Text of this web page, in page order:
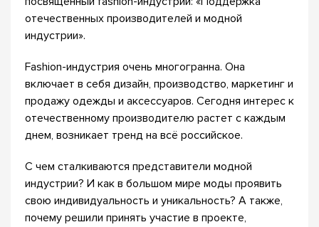
отечественных производителей и модной
индустрии».
Fashion-индустрия очень многогранна. Она
включает в себя дизайн, производство, маркетинг и
продажу одежды и аксессуаров. Сегодня интерес к
отечественному производителю растет с каждым
днем, возникает тренд на всё российское.
С чем сталкиваются представители модной
индустрии? И как в большом мире моды проявить
свою индивидуальность и уникальность? А также,
почему решили принять участие в проекте,